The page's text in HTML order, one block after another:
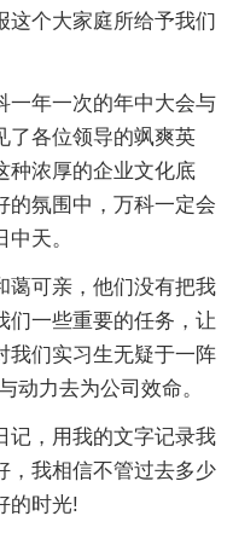
这个大家庭所给予我们
一年一次的年中大会与
了各位领导的飒爽英
种浓厚的企业文化底
的氛围中，万科一定会
天。
蔼可亲，他们没有把我
们一些重要的任务，让
我们实习生无疑于一阵
动力去为公司效命。
记，用我的文字记录我
，我相信不管过去多少
的时光!